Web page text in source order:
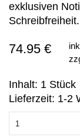
exklusiven
Schreibfreiheit.
74.95 €
Inhalt: 1 Stück
Lieferzeit: 1-2